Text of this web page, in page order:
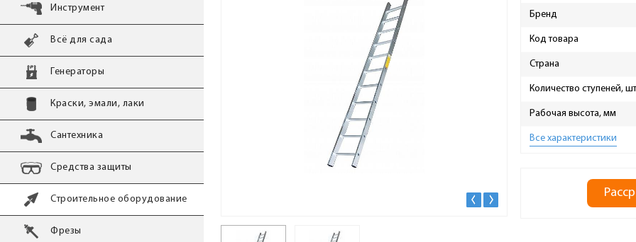
Инструмент
Всё для сада
Генераторы
Краски, эмали, лаки
Сантехника
Средства защиты
Строительное оборудование
Фрезы
Бренд
Код товара
Страна
Количество ступеней,
Рабочая высота, мм
Все характеристики